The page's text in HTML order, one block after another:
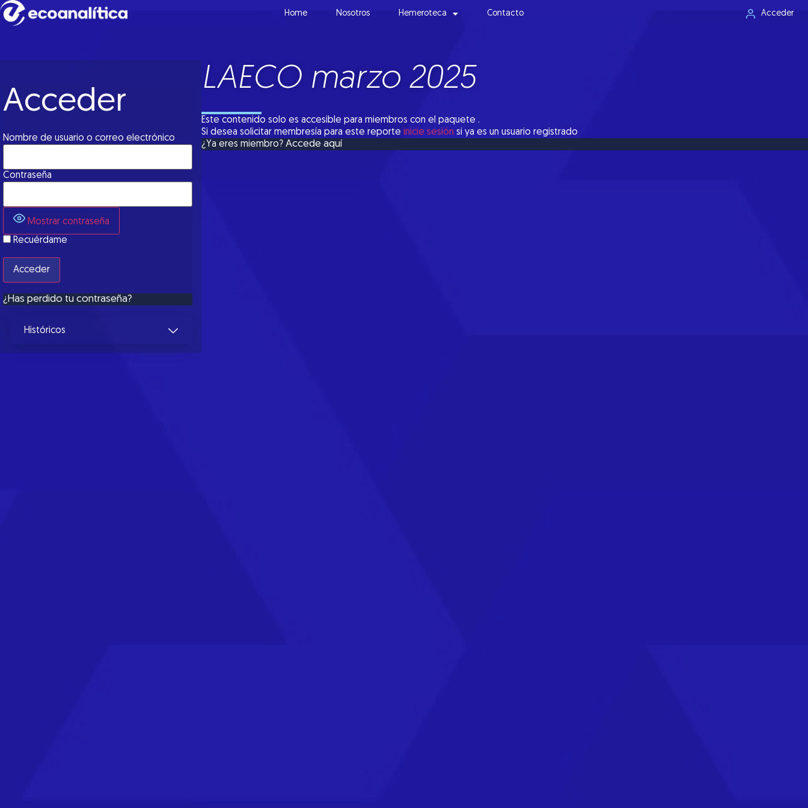
Home Nosotros Hemeroteca Contacto Acceder
Acceder
Nombre de usuario o correo electrónico
Contraseña
Mostrar contraseña
Recuérdame
¿Has perdido tu contraseña?
Históricos
LAECO marzo 2025
Este contenido solo es accesible para miembros con el paquete .
Si desea solicitar membresía para este reporteinicie sesión si ya es un usuario registrado
¿Ya eres miembro?Accede aquí